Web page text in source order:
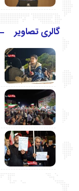
گالری تصاویر